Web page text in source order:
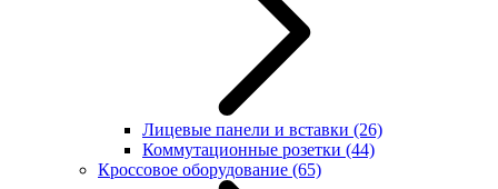
Лицевые панели и вставки (26)
Коммутационные розетки (44)
Кроссовое оборудование (65)